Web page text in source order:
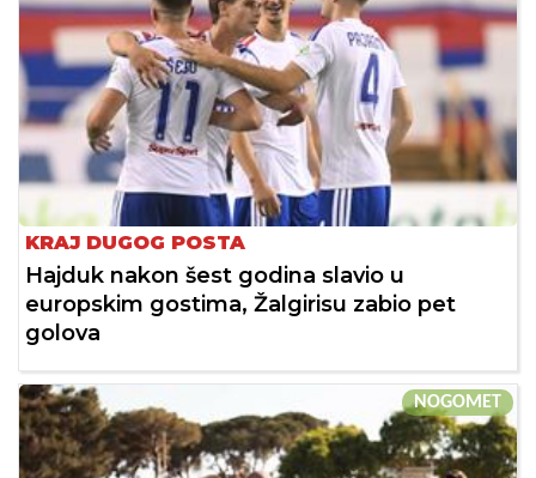
KRAJ DUGOG POSTA
Hajduk nakon šest godina slavio u
europskim gostima, Žalgirisu zabio pet
golova
NOGOMET